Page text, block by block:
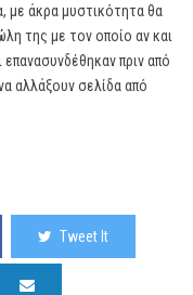
με άκρα μυστικότητα θα
της με τον οποίο αν και
επανασυνδέθηκαν πριν από
αλλάξουν σελίδα από
Tweet It